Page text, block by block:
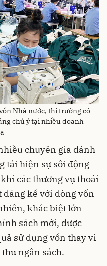
Nhà nước, thị trường có
chú ý tại nhiều doanh
chuyên gia đánh
tái hiện sự sôi động
các thương vụ thoái
kể với dòng vốn
khác biệt lớn
sách mới, được
sử dụng vốn thay vì
ngân sách.